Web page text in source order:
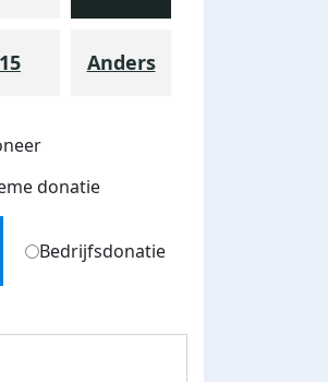
15 Anders
donatie
Bedrijfsdonatie